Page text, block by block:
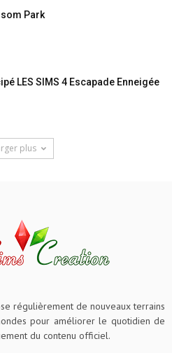
Park
LES SIMS 4 Escapade Enneigée
plus
régulièrement de nouveaux terrains
pour améliorer le quotidien de
du contenu officiel.